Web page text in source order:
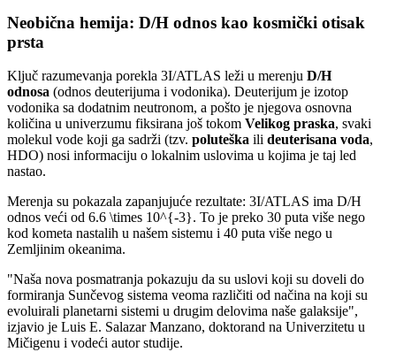
Neobična hemija: D/H odnos kao kosmički otisak
prsta
Ključ razumevanja porekla 3I/ATLAS leži u merenju D/H
odnosa (odnos deuterijuma i vodonika). Deuterijum je izotop
vodonika sa dodatnim neutronom, a pošto je njegova osnovna
količina u univerzumu fiksirana još tokom Velikog praska, svaki
molekul vode koji ga sadrži (tzv. poluteška ili deuterisana voda,
HDO) nosi informaciju o lokalnim uslovima u kojima je taj led
nastao.
Merenja su pokazala zapanjujuće rezultate: 3I/ATLAS ima D/H
odnos veći od 6.6 \times 10^{-3}. To je preko 30 puta više nego
kod kometa nastalih u našem sistemu i 40 puta više nego u
Zemljinim okeanima.
"Naša nova posmatranja pokazuju da su uslovi koji su doveli do
formiranja Sunčevog sistema veoma različiti od načina na koji su
evoluirali planetarni sistemi u drugim delovima naše galaksije",
izjavio je Luis E. Salazar Manzano, doktorand na Univerzitetu u
Mičigenu i vodeći autor studije.